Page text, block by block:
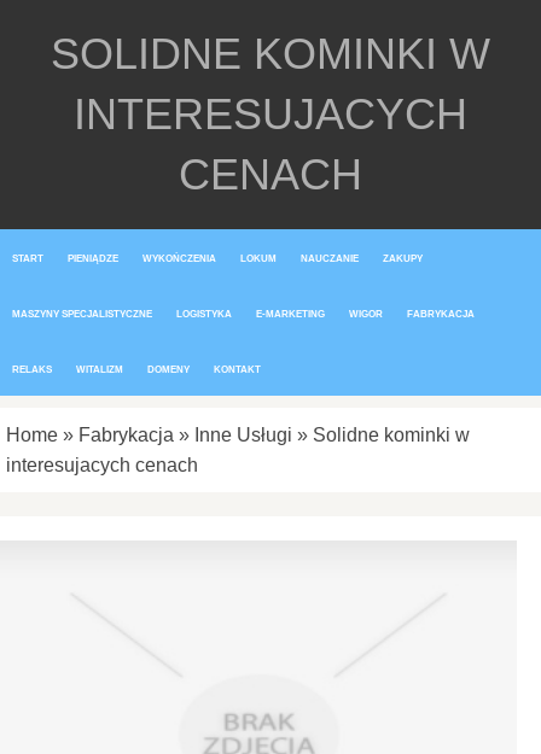
SOLIDNE KOMINKI W
INTERESUJACYCH
CENACH
START PIENIĄDZE WYKOŃCZENIA LOKUM NAUCZANIE ZAKUPY
MASZYNY SPECJALISTYCZNE LOGISTYKA E-MARKETING WIGOR FABRYKACJA
RELAKS WITALIZM DOMENY KONTAKT
Home » Fabrykacja » Inne Usługi » Solidne kominki w
interesujacych cenach